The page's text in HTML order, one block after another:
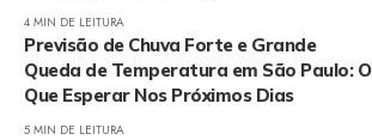
4 MIN DE LEITURA
Previsão de Chuva Forte e Grande
Queda de Temperatura em São Paulo: O
Que Esperar Nos Próximos Dias
5 MIN DE LEITURA